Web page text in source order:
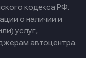
кодекса РФ.
о наличии и
услуг,
автоцентра.